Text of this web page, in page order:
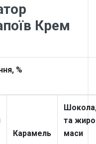
Крем
%
Карамель
та
маси